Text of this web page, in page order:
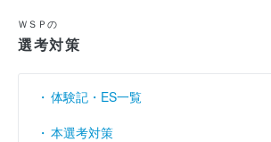
売上伸び率
経常利益率 （％）
ＷＳＰの
選考対策
体験記・ES一覧
本選考対策